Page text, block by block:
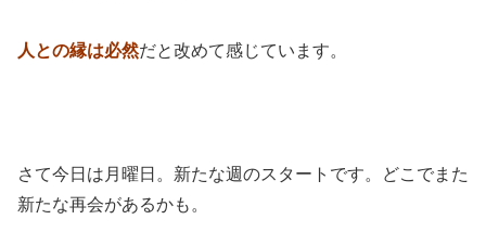
人との縁は必然だと改めて感じています。
さて今日は月曜日。新たな週のスタートです。どこでまた
新たな再会があるかも。